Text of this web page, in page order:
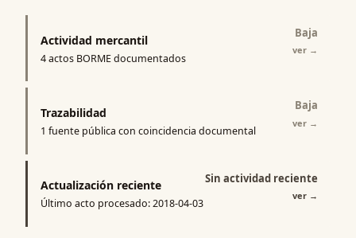
Actividad mercantil
4 actos BORME documentados
Baja
ver →
Trazabilidad
1 fuente pública con coincidencia documental
Baja
ver →
Actualización reciente
Último acto procesado: 2018-04-03
Sin actividad reciente
ver →